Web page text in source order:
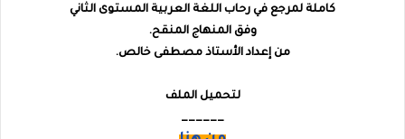
كاملة لمرجع في رحاب اللغة العربية المستوى الثاني
وفق المنهاج المنقح.
من إعداد الأستاذ مصطفى خالص.
لتحميل الملف
______